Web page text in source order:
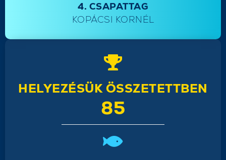
4. CSAPATTAG
KOPÁCSI KORNÉL
HELYEZÉSÜK ÖSSZETETTBEN
85